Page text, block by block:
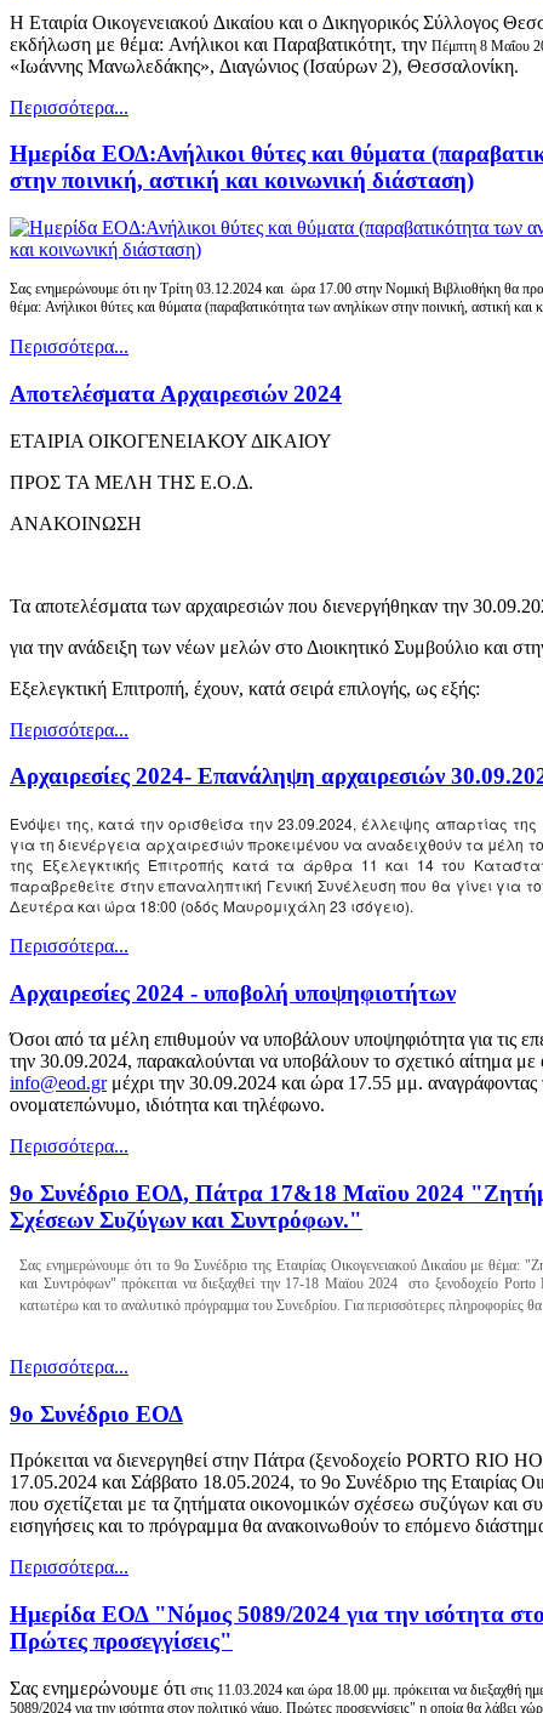
Η Εταιρία Οικογενειακού ∆ικαίου και ο ∆ικηγορικός Σύλλογος
εκδήλωση με θέμα: Ανήλικοι και Παραβατικότητ, την Πέμπτη 8 Μαΐου
«Ιωάννης Μανωλεδάκης», ∆ιαγώνιος (Ισαύρων 2), Θεσσαλονίκη.
Περισσότερα...
Ημερίδα ΕΟΔ:Ανήλικοι θύτες και θύματα
στην ποινική, αστική και κοινωνική διάσταση)
Σας ενημερώνουμε ότι ην Τρίτη 03.12.2024 και ώρα 17.00 στην Νομική Βιβλιοθήκη θα
θέμα: Ανήλικοι θύτες και θύματα (παραβατικότητα των ανηλίκων στην ποινική, αστική και
Περισσότερα...
Αποτελέσματα Αρχαιρεσιών 2024
ΕΤΑΙΡΙΑ ΟΙΚΟΓΕΝΕΙΑΚΟΥ ΔΙΚΑΙΟΥ
ΠΡΟΣ ΤΑ ΜΕΛΗ ΤΗΣ Ε.Ο.Δ.
ΑΝΑΚΟΙΝΩΣΗ
Τα αποτελέσματα των αρχαιρεσιών που διενεργήθηκαν την
για την ανάδειξη των νέων μελών στο Διοικητικό Συμβούλιο και
Εξελεγκτική Επιτροπή, έχουν, κατά σειρά επιλογής, ως εξής:
Περισσότερα...
Αρχαιρεσίες 2024- Επανάληψη αρχαιρεσιών
Ενόψει της, κατά την ορισθείσα την 23.09.2024, έλλειψης απαρτίας
για τη διενέργεια αρχαιρεσιών προκειμένου να αναδειχθούν τα μέλη
της Εξελεγκτικής Επιτροπής κατά τα άρθρα 11 και 14 του
παραβρεθείτε στην επαναληπτική Γενική Συνέλευση που θα γίνει για
Δευτέρα και ώρα 18:00 (οδός Μαυρομιχάλη 23 ισόγειο).
Περισσότερα...
Αρχαιρεσίες 2024 - υποβολή υποψηφιοτήτων
Όσοι από τα μέλη επιθυμούν να υποβάλουν υποψηφιότητα για τις
την 30.09.2024, παρακαλούνται να υποβάλουν το σχετικό αίτημα
info@eod.grμέχρι την 30.09.2024 και ώρα 17.55 μμ. αναγράφοντας
ονοματεπώνυμο, ιδιότητα και τηλέφωνο.
Περισσότερα...
9o Συνέδριο ΕΟΔ, Πάτρα 17&18 Μαϊου 2024
Σχέσεων Συζύγων και Συντρόφων."
Σας ενημερώνουμε ότι το 9ο Συνέδριο της Εταιρίας Οικογενειακού Δικαίου με θέμα:
και Συντρόφων"πρόκειται να διεξαχθεί την 17-18 Μαϊου 2024
στο ξενοδοχείο
κατωτέρω και το αναλυτικό πρόγραμμα του Συνεδρίου. Για περισσότερες πληροφορίες θ
Περισσότερα...
9o Συνέδριο ΕΟΔ
Πρόκειται να διενεργηθεί στην Πάτρα (ξενοδοχείο PORTO RIO
17.05.2024 και Σάββατο 18.05.2024, το 9ο Συνέδριο της Εταιρίας
που σχετίζεται με τα ζητήματα οικονομικών σχέσεω συζύγων και
εισηγήσεις και το πρόγραμμα θα ανακοινωθούν το επόμενο
Περισσότερα...
Ημερίδα ΕΟΔ "Νόμος 5089/2024 για την ισότητα
Πρώτες προσεγγίσεις"
Σας ενημερώνουμε ότι στις 11.03.2024 και ώρα 18.00 μμ. πρόκειται να διεξαχθή
5089/2024 για την ισότητα στον πολιτικό γάμο. Πρώτες προσεγγίσεις" η οποία θα λάβει